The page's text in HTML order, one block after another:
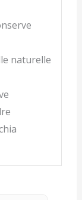
naturelle